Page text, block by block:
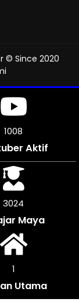
© Since 2020
1166
Aktif
3495
Maya
1
Utama